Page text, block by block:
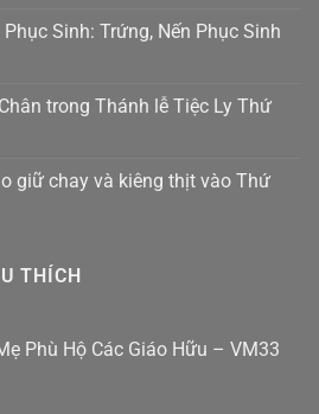
Sinh: Trứng, Nến Phục Sinh
trong Thánh lễ Tiệc Ly Thứ
giữ chay và kiêng thịt vào Thứ
THÍCH
Phù Hộ Các Giáo Hữu – VM33